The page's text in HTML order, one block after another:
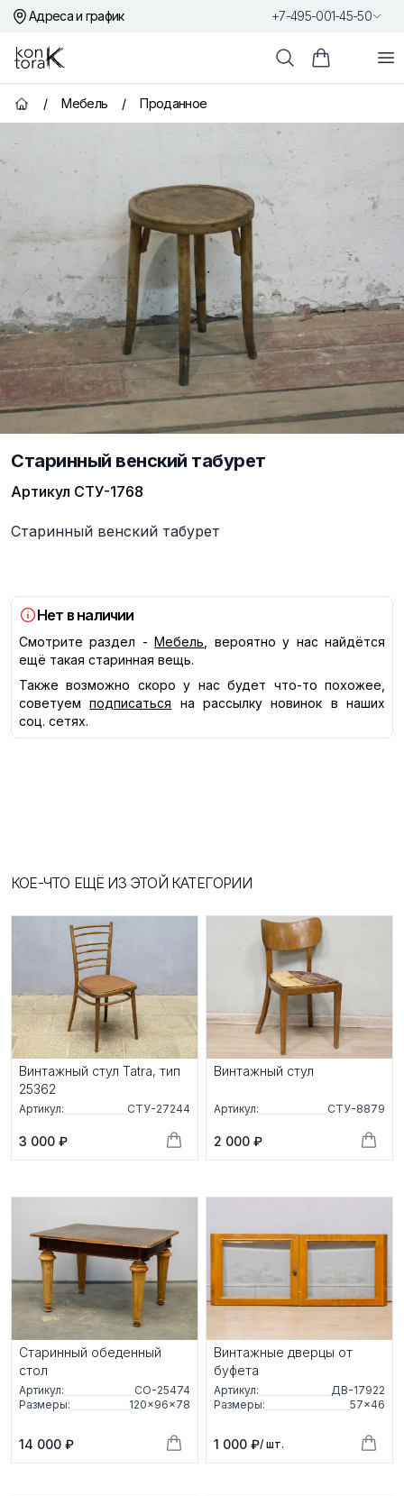
Адреса и график +7-495-001-45-50
Контора К
ПоискКорзина
Главная страница
/ Мебель / Проданное
Старинный венский табурет
Артикул СТУ-1768
Описание
Старинный венский табурет
Нет в наличии
Смотрите раздел - Мебель , вероятно у нас найдётся
ещё такая старинная вещь.
Также возможно скоро у нас будет что-то похожее,
советуем
подписаться
на рассылку новинок в наших
соц. сетях.
КОЕ-ЧТО ЕЩЁ ИЗ ЭТОЙ КАТЕГОРИИ
Винтажный стул Tatra, тип
25362
Артикул: СТУ-27244
3 000 ₽
Винтажный стул
Артикул: СТУ-8879
2 000 ₽
Старинный обеденный
стол
Артикул:
СО-25474
Размеры:
120×96×78
14 000 ₽
Винтажные дверцы от
буфета
Артикул:
ДВ-17922
Размеры:
57×46
1 000 ₽/ шт.